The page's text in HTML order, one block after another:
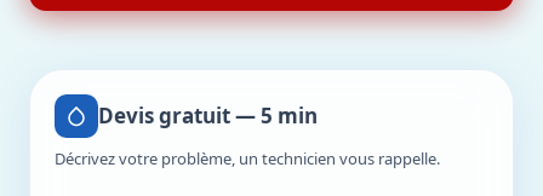
Devis gratuit — 5 min
Décrivez votre problème, un technicien vous rappelle.